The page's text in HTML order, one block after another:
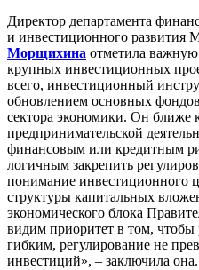
Директор департамента
и инвестиционного развития
Морщихина отметила важную
крупных инвестиционных
всего, инвестиционный
обновлением основных
сектора экономики. Он ближе
предпринимательской
финансовым или кредитным
логичным закрепить
понимание инвестиционного
структуры капитальных
экономического блока
видим приоритет в том,
гибким, регулирование не
инвестиций», – заключила она.